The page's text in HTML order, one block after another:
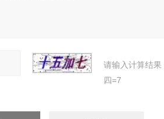
请输入计算结
四=7